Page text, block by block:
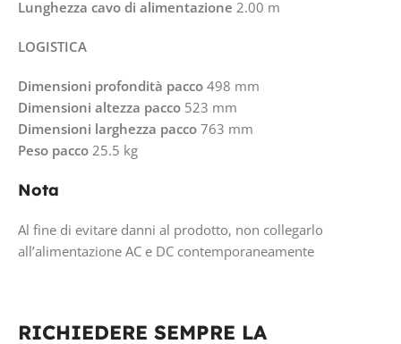
Lunghezza cavo di alimentazione 2.00 m
LOGISTICA
Dimensioni profondità pacco 498 mm
Dimensioni altezza pacco 523 mm
Dimensioni larghezza pacco 763 mm
Peso pacco 25.5 kg
Nota
Al fine di evitare danni al prodotto, non collegarlo
all’alimentazione AC e DC contemporaneamente
RICHIEDERE SEMPRE LA